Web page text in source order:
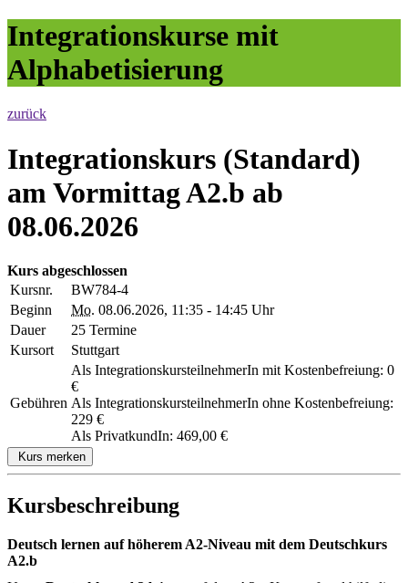
Integrationskurse mit
Alphabetisierung
zurück
Integrationskurs (Standard)
am Vormittag A2.b ab
08.06.2026
Kurs abgeschlossen
Kursnr.
BW784-4
Beginn
Mo. 08.06.2026, 11:35 - 14:45 Uhr
Dauer
25 Termine
Kursort
Stuttgart
Gebühren
Als IntegrationskursteilnehmerIn mit Kostenbefreiung: 0
€
Als IntegrationskursteilnehmerIn ohne Kostenbefreiung:
229 €
Als PrivatkundIn: 469,00 €
Kurs merken
Kursbeschreibung
Deutsch lernen auf höherem A2-Niveau mit dem Deutschkurs
A2.b